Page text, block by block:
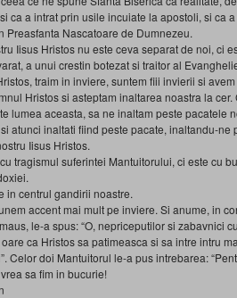
ca a intrat prin usile incuiate la apostoli, si ca
Preasfanta Nascatoare de Dumnezeu.
Iisus Hristos nu este ceva separat de noi, ci
a unui crestin botezat si traitor al
traim in inviere, suntem fiii invierii si
Hristos si asteptam inaltarea noastra la
lumea aceasta, sa ne inaltam peste pacatele
atunci inaltati fiind peste pacate, inaltandu-ne
Iisus Hristos.
tragismul suferintei Mantuitorului, ci este cu
in centrul gandirii noastre.
accent mai mult pe inviere. Si anume, in
le-a spus: “O, nepriceputilor si zabavnici
ca Hristos sa patimeasca si sa intre intru
Celor doi Mantuitorul le-a pus intrebarea:
sa fim in bucurie!